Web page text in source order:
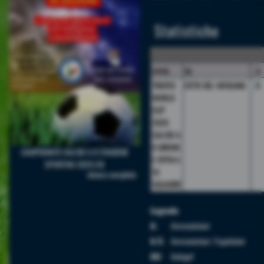
CAMPIONATO CALCIO A 8 STAGIONE
SPORTIVA 2025/26
elenco completo
Statistiche
camp. sq.
TROFEO
WORLD
CUP
2026
CALCIO A
8 GIRONE
E OPEN A
10
SQUADRE
CITTA' DEL VATICANO
Legenda
A:
Ammonizioni
A/E:
Ammonizioni / Espulsioni
AU:
Autogol